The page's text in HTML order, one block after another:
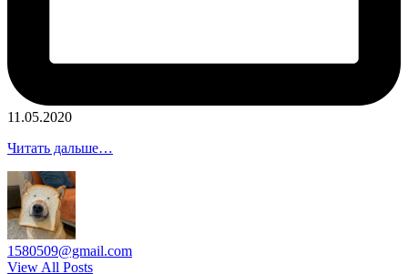
11.05.2020
Читать дальше…
1580509@gmail.com
View All Posts